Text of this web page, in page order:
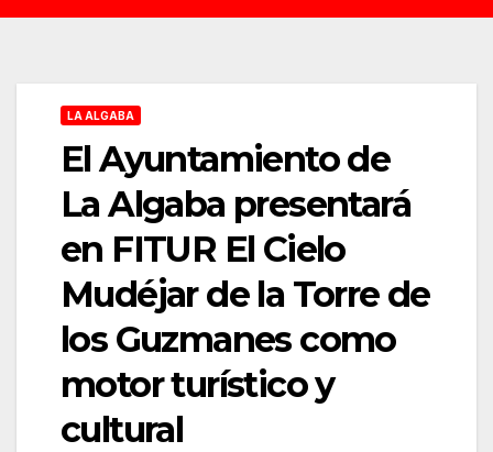
LA ALGABA
El Ayuntamiento de
La Algaba presentará
en FITUR El Cielo
Mudéjar de la Torre de
los Guzmanes como
motor turístico y
cultural